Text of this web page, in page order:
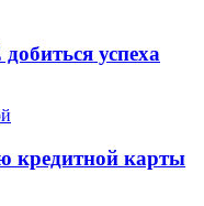
успеха
кредитной карты